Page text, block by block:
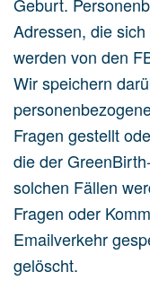
Adressen, die
werden von den
Wir speichern
Fragen gestellt
die der
solchen Fällen
Fragen oder
Emailverkehr
gelöscht.